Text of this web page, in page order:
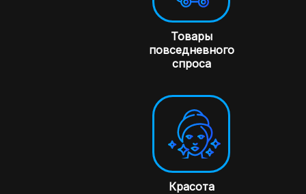
Товары
повседневного
спроса
Красота